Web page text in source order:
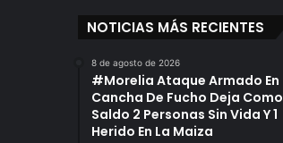
NOTICIAS MÁS RECIENTES
8 de agosto de 2026
#Morelia Ataque Armado En
Cancha De Fucho Deja Como
Saldo 2 Personas Sin Vida Y 1
Herido En La Maiza